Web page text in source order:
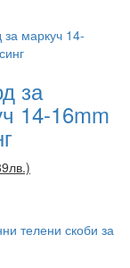
за
14-16mm